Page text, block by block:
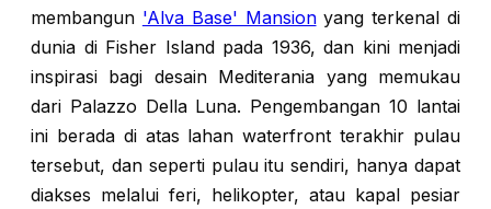
membangun 'Alva Base' Mansionyang terkenal di
dunia di Fisher Island pada 1936, dan kini menjadi
inspirasi bagi desain Mediterania yang memukau
dari Palazzo Della Luna. Pengembangan 10 lantai
ini berada di atas lahan waterfront terakhir pulau
tersebut, dan seperti pulau itu sendiri, hanya dapat
diakses melalui feri, helikopter, atau kapal pesiar